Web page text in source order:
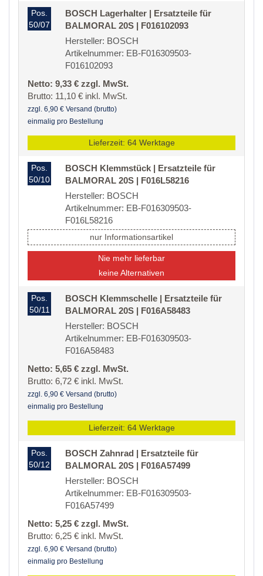
Pos.
50/07
BOSCH Lagerhalter | Ersatzteile für
BALMORAL 20S | F016102093
Hersteller: BOSCH
Artikelnummer: EB-F016309503-
F016102093
Netto: 9,33 € zzgl. MwSt.
Brutto: 11,10 € inkl. MwSt.
zzgl. 6,90 € Versand (brutto)
einmalig pro Bestellung
Lieferzeit: 64 Werktage
Pos.
50/10
BOSCH Klemmstück | Ersatzteile für
BALMORAL 20S | F016L58216
Hersteller: BOSCH
Artikelnummer: EB-F016309503-
F016L58216
nur Informationsartikel
Nie mehr lieferbar
keine Alternativen
Pos.
50/11
BOSCH Klemmschelle | Ersatzteile für
BALMORAL 20S | F016A58483
Hersteller: BOSCH
Artikelnummer: EB-F016309503-
F016A58483
Netto: 5,65 € zzgl. MwSt.
Brutto: 6,72 € inkl. MwSt.
zzgl. 6,90 € Versand (brutto)
einmalig pro Bestellung
Lieferzeit: 64 Werktage
Pos.
50/12
BOSCH Zahnrad | Ersatzteile für
BALMORAL 20S | F016A57499
Hersteller: BOSCH
Artikelnummer: EB-F016309503-
F016A57499
Netto: 5,25 € zzgl. MwSt.
Brutto: 6,25 € inkl. MwSt.
zzgl. 6,90 € Versand (brutto)
einmalig pro Bestellung